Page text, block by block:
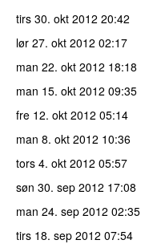
tirs 30. okt 2012 20:42
lør 27. okt 2012 02:17
man 22. okt 2012 18:18
man 15. okt 2012 09:35
fre 12. okt 2012 05:14
man 8. okt 2012 10:36
tors 4. okt 2012 05:57
søn 30. sep 2012 17:08
man 24. sep 2012 02:35
tirs 18. sep 2012 07:54